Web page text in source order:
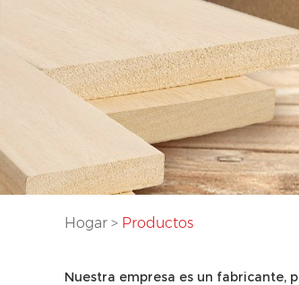
Hogar > Productos
Nuestra empresa es un fabricante,